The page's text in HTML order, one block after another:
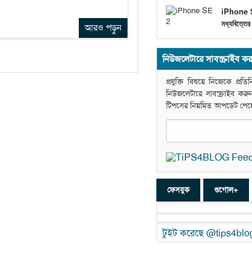
আরও পড়ুন
iPhone
নিউজলেটারে সাবস্ক্রাইব
প্রযুক্তি বিষয়ে নিজেকে
নিউজলেটারে সাবস্ক্রাইব
টিপসের নিয়মিত আপডেট
ফেসবুক গুগোল+
টুইট করেছে